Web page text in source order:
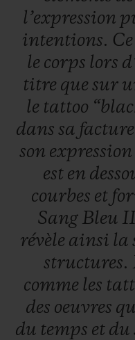
l’expression
intentions. Ce
le corps lors
titre que sur
le tattoo
dans sa facture
son expression
est en
courbes et
Sang Bleu
révèle ainsi la
structures.
comme les
des oeuvres
du temps et du